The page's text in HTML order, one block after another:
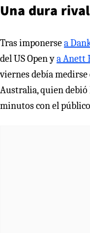
Una dura rival
Tras imponersea
del US Open ya Anett
viernes debía
Australia, quien
minutos con el